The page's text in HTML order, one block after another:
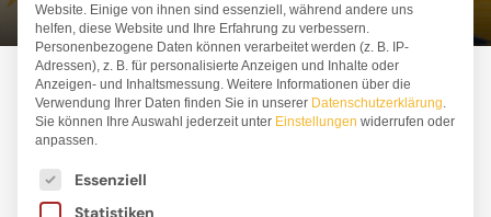
Website. Einige von ihnen sind essenziell, während andere uns
helfen, diese Website und Ihre Erfahrung zu verbessern.
Personenbezogene Daten können verarbeitet werden (z. B. IP-
Adressen), z. B. für personalisierte Anzeigen und Inhalte oder
Anzeigen- und Inhaltsmessung. Weitere Informationen über die
Verwendung Ihrer Daten finden Sie in unserer Datenschutzerklärung.
Sie können Ihre Auswahl jederzeit unter Einstellungen widerrufen oder
anpassen.
Es folgt eine Liste der Service-Gruppen, für die
Essenziell
Statistiken